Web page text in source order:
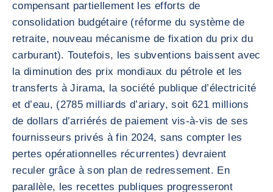
compensant partiellement les efforts de
consolidation budgétaire (réforme du système de
retraite, nouveau mécanisme de fixation du prix du
carburant). Toutefois, les subventions baissent avec
la diminution des prix mondiaux du pétrole et les
transferts à Jirama, la société publique d’électricité
et d’eau, (2785 milliards d’ariary, soit 621 millions
de dollars d’arriérés de paiement vis-à-vis de ses
fournisseurs privés à fin 2024, sans compter les
pertes opérationnelles récurrentes) devraient
reculer grâce à son plan de redressement. En
parallèle, les recettes publiques progresseront